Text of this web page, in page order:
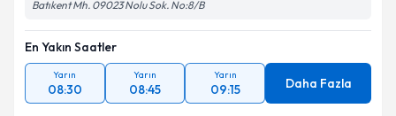
Batıkent Mh. 09023 Nolu Sok. No:8/B
En Yakın Saatler
Yarın
08:30
Yarın
08:45
Yarın
09:15 Daha Fazla